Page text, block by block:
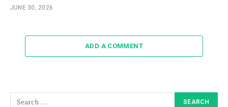
JUNE 30, 2026
ADD A COMMENT